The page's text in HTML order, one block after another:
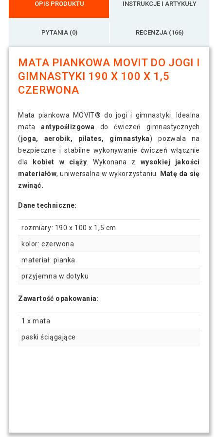
OPIS PRODUKTU INSTRUKCJE I ARTYKUŁY
PYTANIA (0) RECENZJA (166)
MATA PIANKOWA MOVIT DO JOGI I
GIMNASTYKI 190 X 100 X 1,5
CZERWONA
Mata piankowa MOVIT® do jogi i gimnastyki. Idealna
mataantypoślizgowa do ćwiczeń gimnastycznych
(joga, aerobik, pilates, gimnastyka) pozwala na
bezpieczne i stabilne wykonywanie ćwiczeń włącznie
dla
kobiet w ciąży. Wykonana z wysokiej jakości
materiałów, uniwersalna w wykorzystaniu. Matę da się
zwinąć.
Dane techniczne:
rozmiary: 190 x 100 x 1,5 cm
kolor: czerwona
materiał: pianka
przyjemna w dotyku
Zawartość opakowania:
1 x mata
paski ściągające